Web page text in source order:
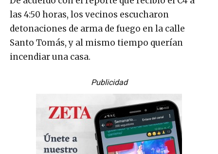
las 4:50 horas, los vecinos escucharon
detonaciones de arma de fuego en la calle
Santo Tomás, y al mismo tiempo querían
incendiar una casa.
Publicidad